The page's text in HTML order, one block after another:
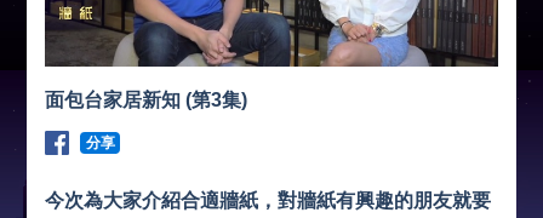
面包台家居新知 (第3集)
分享
今次為大家介紹合適牆紙，對牆紙有興趣的朋友就要